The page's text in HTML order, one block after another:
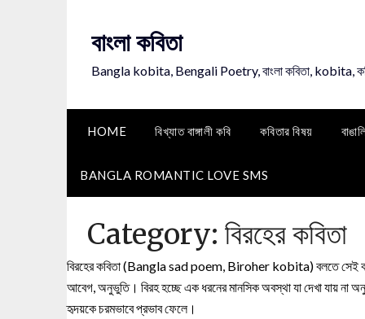
বাংলা কবিতা
Bangla kobita, Bengali Poetry, বাংলা কবিতা, kobita,
HOME বিখ্যাত বাঙ্গালী কবি কবিতার বিষয়
BANGLA ROMANTIC LOVE SMS
Category: বিরহের কবিতা
বিরহের কবিতা (Bangla sad poem, Biroher kobita) বলতে সেই
আবেগ, অনুভুতি। বিরহ হচ্ছে এক ধরনের মানসিক অবস্থা যা দেখা যায় না
হৃদয়কে চরমভাবে প্রভাব ফেলে।